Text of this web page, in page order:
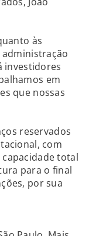
às
investidores
em
que nossas
reservados
com
total
para o final
por sua